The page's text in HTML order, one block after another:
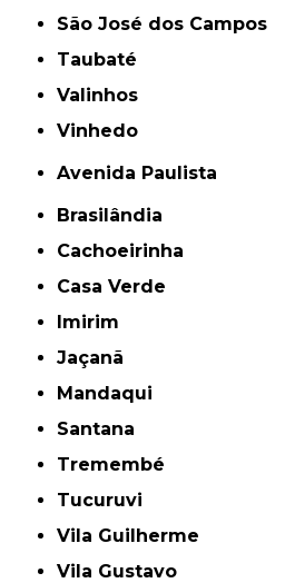
São José dos Campos
Taubaté
Valinhos
Vinhedo
Avenida Paulista
Brasilândia
Cachoeirinha
Casa Verde
Imirim
Jaçanã
Mandaqui
Santana
Tremembé
Tucuruvi
Vila Guilherme
Vila Gustavo